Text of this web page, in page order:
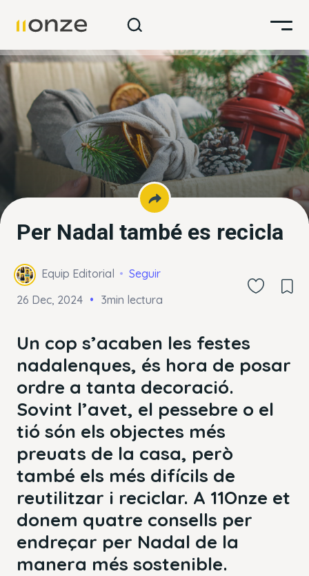
Per Nadal també es recicla
Equip Editorial
Seguir
26 Dec, 2024
3min lectura
Un cop s’acaben les festes
nadalenques, és hora de posar
ordre a tanta decoració.
Sovint l’avet, el pessebre o el
tió són els objectes més
preuats de la casa, però
també els més difícils de
reutilitzar i reciclar. A 11Onze et
donem quatre consells per
endreçar per Nadal de la
manera més sostenible.